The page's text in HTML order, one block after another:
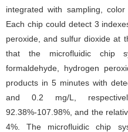
integrated with sampling,
Each chip could detect 3
peroxide, and sulfur dioxide at
that the microfluidic chip
formaldehyde, hydrogen
products in 5 minutes with
and 0.2 mg/L,
92.38%-107.98%, and the
4%. The microfluidic chip